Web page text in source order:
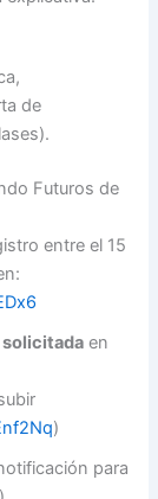
de
Futuros de
entre el 15
en
)
para